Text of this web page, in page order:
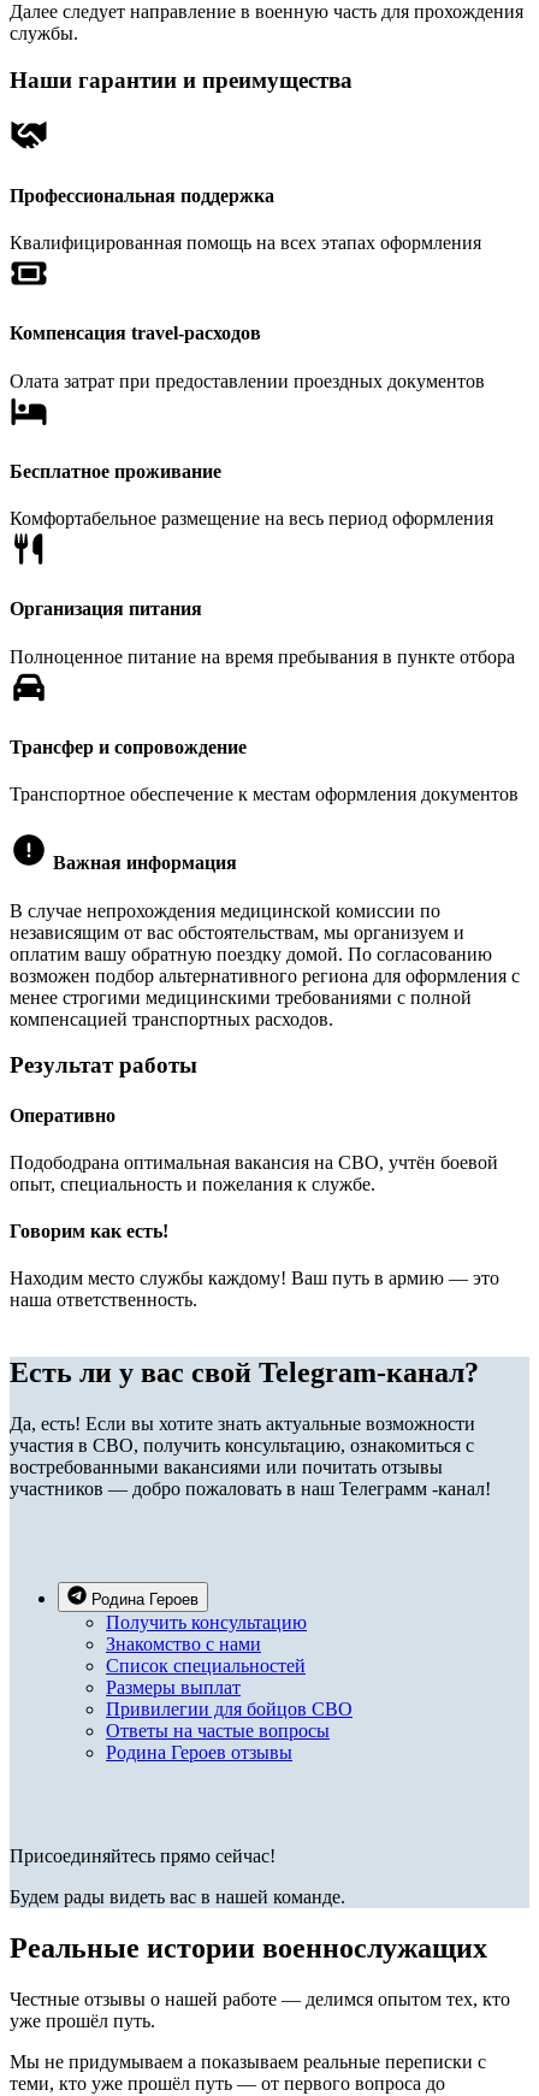
Далее следует направление в военную часть для прохождения
службы.
Наши гарантии и преимущества
Профессиональная поддержка
Квалифицированная помощь на всех этапах оформления
Компенсация travel-расходов
Олата затрат при предоставлении проездных документов
Бесплатное проживание
Комфортабельное размещение на весь период оформления
Организация питания
Полноценное питание на время пребывания в пункте отбора
Трансфер и сопровождение
Транспортное обеспечение к местам оформления документов
Важная информация
В случае непрохождения медицинской комиссии по
независящим от вас обстоятельствам, мы организуем и
оплатим вашу обратную поездку домой. По согласованию
возможен подбор альтернативного региона для оформления с
менее строгими медицинскими требованиями с полной
компенсацией транспортных расходов.
Результат работы
Оперативно
Подободрана оптимальная вакансия на СВО, учтён боевой
опыт, специальность и пожелания к службе.
Говорим как есть!
Находим место службы каждому! Ваш путь в армию — это
наша ответственность.
Есть ли у вас свой Telegram-канал?
Да, есть! Если вы хотите знать актуальные возможности
участия в СВО, получить консультацию, ознакомиться с
востребованными вакансиями или почитать отзывы
участников — добро пожаловать в наш Телеграмм -канал!
Родина Героев
Получить консультацию
Знакомство с нами
Список специальностей
Размеры выплат
Привилегии для бойцов СВО
Ответы на частые вопросы
Родина Героев отзывы
Присоединяйтесь прямо сейчас!
Будем рады видеть вас в нашей команде.
Реальные истории военнослужащих
Честные отзывы о нашей работе — делимся опытом тех, кто
уже прошёл путь.
Мы не придумываем а показываем реальные переписки с
теми, кто уже прошёл путь — от первого вопроса до